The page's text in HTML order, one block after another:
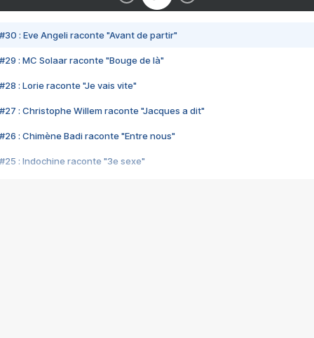
#30 : Eve Angeli raconte "Avant de partir"
#29 : MC Solaar raconte "Bouge de là"
#28 : Lorie raconte "Je vais vite"
#27 : Christophe Willem raconte "Jacques a dit"
#26 : Chimène Badi raconte "Entre nous"
#25 : Indochine raconte "3e sexe"